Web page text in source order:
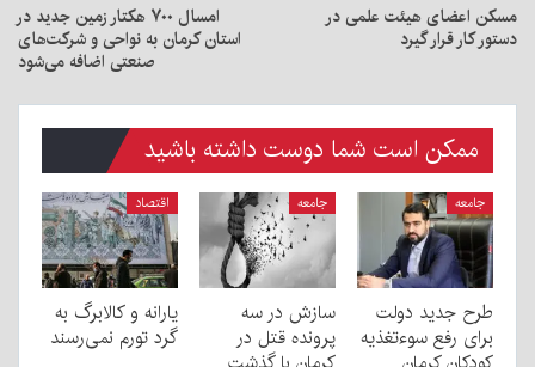
مسکن اعضای هیئت علمی در
دستور کار قرار گیرد
امسال ۷۰۰ هکتار زمین جدید در
استان کرمان به نواحی و شرکت‌های
صنعتی اضافه می‌شود
ممکن است شما دوست داشته باشید
جامعه
طرح جدید دولت
برای رفع سوءتغذیه
جامعه
سازش در سه
پرونده قتل در
اقتصاد
یارانه و کالابرگ به
گرد تورم نمی‌رسند